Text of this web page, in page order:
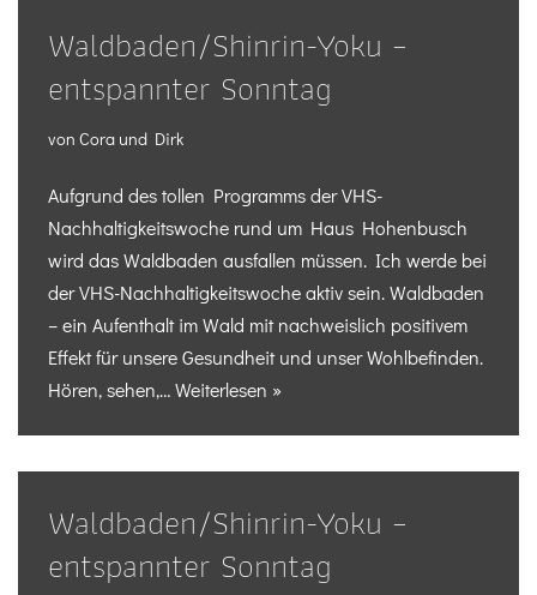
Waldbaden/Shinrin-Yoku –
entspannter Sonntag
von Cora und Dirk
Aufgrund des tollen Programms der VHS-
Nachhaltigkeitswoche rund um Haus Hohenbusch
wird das Waldbaden ausfallen müssen. Ich werde bei
der VHS-Nachhaltigkeitswoche aktiv sein. Waldbaden
– ein Aufenthalt im Wald mit nachweislich positivem
Effekt für unsere Gesundheit und unser Wohlbefinden.
Hören, sehen,…Weiterlesen »
Waldbaden/Shinrin-Yoku –
entspannter Sonntag